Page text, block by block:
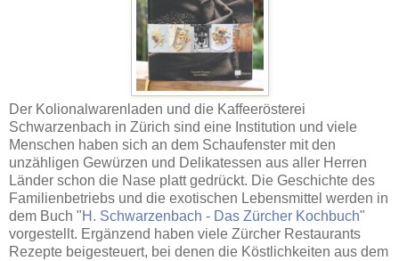
Der Kolionalwarenladen und die Kaffeerösterei
Schwarzenbach in Zürich sind eine Institution und viele
Menschen haben sich an dem Schaufenster mit den
unzähligen Gewürzen und Delikatessen aus aller Herren
Länder schon die Nase platt gedrückt. Die Geschichte des
Familienbetriebs und die exotischen Lebensmittel werden in
dem Buch "H. Schwarzenbach - Das Zürcher Kochbuch"
vorgestellt. Ergänzend haben viele Zürcher Restaurants
Rezepte beigesteuert, bei denen die Köstlichkeiten aus dem